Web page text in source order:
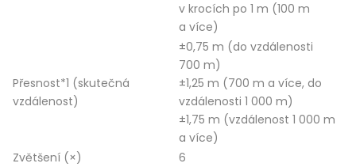
v krocích po 1 m (100 m
a více)
Přesnost*1 (skutečná
vzdálenost)
±0,75 m (do vzdálenosti
700 m)
±1,25 m (700 m a více, do
vzdálenosti 1 000 m)
±1,75 m (vzdálenost 1 000 m
a více)
Zvětšení (×)
6